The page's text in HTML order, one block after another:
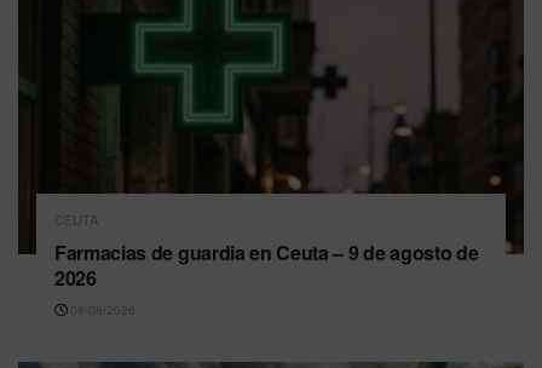
CEUTA
Farmacias de guardia en Ceuta – 9 de agosto de
2026
09/08/2026